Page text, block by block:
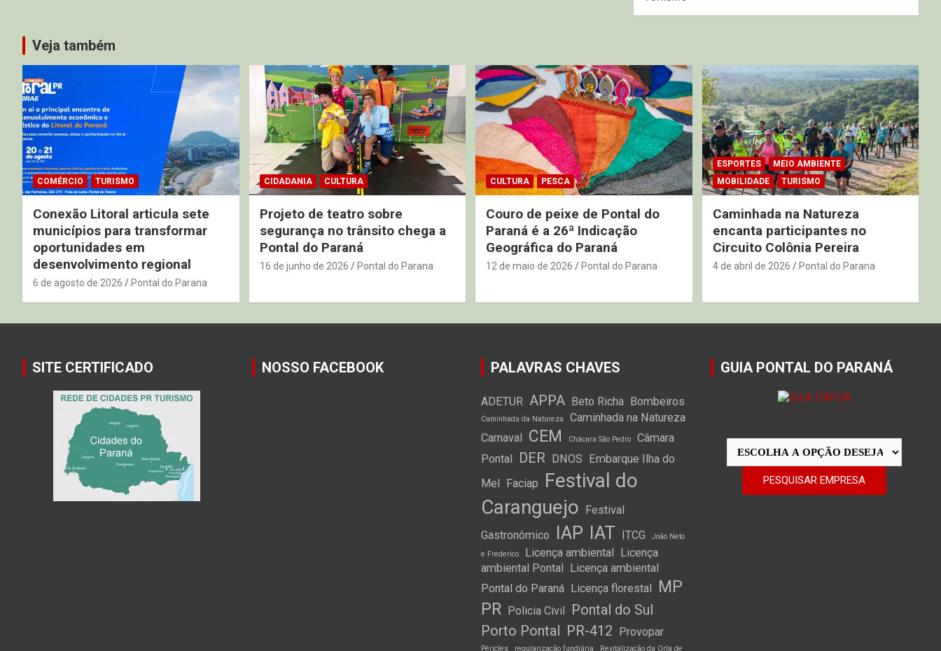
Veja também
COMÉRCIO TURISMO
Conexão Litoral articula sete
municípios para transformar
oportunidades em
desenvolvimento regional
6 de agosto de 2026 Pontal do Parana
CIDADANIA CULTURA
Projeto de teatro sobre
segurança no trânsito chega a
Pontal do Paraná
16 de junho de 2026 Pontal do Parana
CULTURA PESCA
Couro de peixe de Pontal do
Paraná é a 26ª Indicação
Geográfica do Paraná
12 de maio de 2026 Pontal do Parana
ESPORTES
MEIO AMBIENTE
MOBILIDADE
TURISMO
Caminhada na Natureza
encanta participantes no
Circuito Colônia Pereira
4 de abril de 2026 Pontal do Parana
SITE CERTIFICADO NOSSO FACEBOOK PALAVRAS CHAVES
ADETUR APPA Beto Richa Bombeiros
Caminhada da Natureza
Caminhada na Natureza
Carnaval CEM Chácara São Pedro
Câmara
Pontal
DER DNOS Embarque Ilha do
Mel Faciap
Festival do
Caranguejo Festival
Gastronômico
IAP IAT ITCG
João Neto
e Frederico
Licença ambiental Licença
ambiental Pontal Licença ambiental
Pontal do Paraná Licença florestal
MP
PR Policia Civil
Pontal do Sul
Porto Pontal PR-412 Provopar
Péricles regularização fundiária Revitalização da Orla de
GUIA PONTAL DO PARANÁ